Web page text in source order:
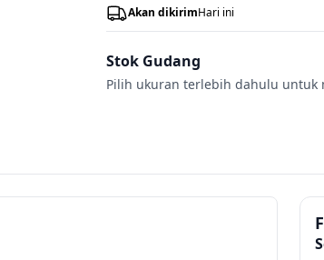
Akan dikirimHari ini
Stok Gudang
Pilih ukuran terlebih dahulu untuk